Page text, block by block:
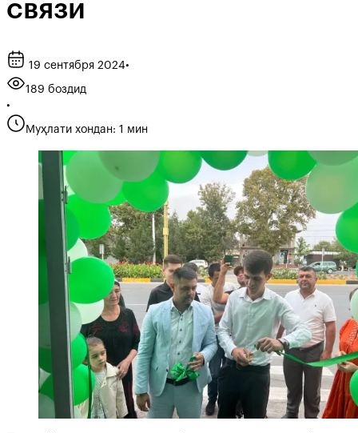
связи
19 сентября 2024•
189 боздид
•
Муҳлати хондан: 1 мин